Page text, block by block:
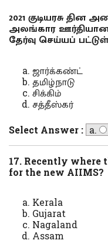
2021 குடியரசு தின
அலங்கார
தேர்வு செய்யப்
ஜார்க்கண்ட்
தமிழ்நாடு
சிக்கிம்
சத்தீஸ்கர்
Select Answer : a.
17. Recently where
for the new AIIMS?
Kerala
Gujarat
Nagaland
Assam